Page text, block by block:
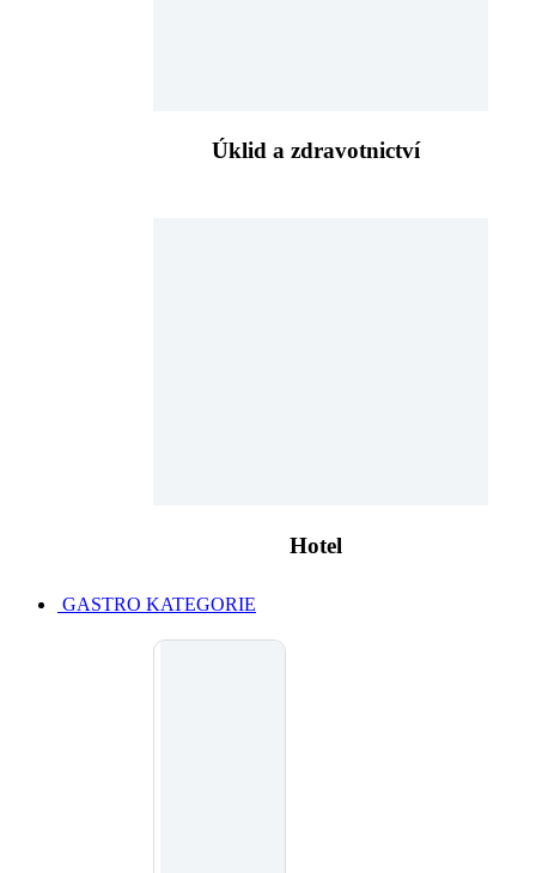
Úklid a zdravotnictví
Hotel
GASTRO KATEGORIE